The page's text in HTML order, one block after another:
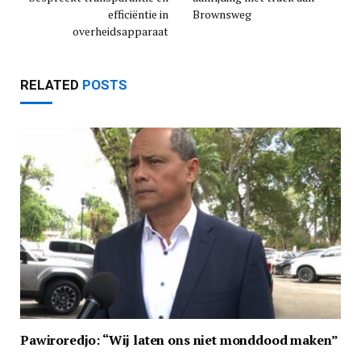
efficiëntie in
overheidsapparaat
Brownsweg
RELATED POSTS
Pawiroredjo: “Wij laten ons niet monddood maken”